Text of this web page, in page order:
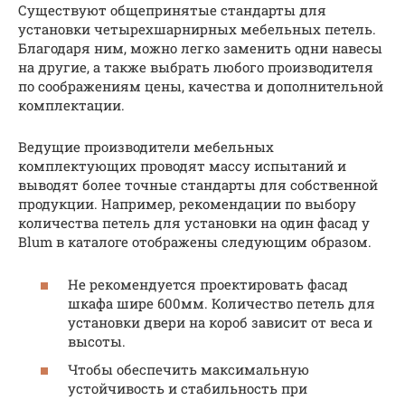
Существуют общепринятые стандарты для
установки четырехшарнирных мебельных петель.
Благодаря ним, можно легко заменить одни навесы
на другие, а также выбрать любого производителя
по соображениям цены, качества и дополнительной
комплектации.
Ведущие производители мебельных
комплектующих проводят массу испытаний и
выводят более точные стандарты для собственной
продукции. Например, рекомендации по выбору
количества петель для установки на один фасад у
Blum в каталоге отображены следующим образом.
Не рекомендуется проектировать фасад
шкафа шире 600мм. Количество петель для
установки двери на короб зависит от веса и
высоты.
Чтобы обеспечить максимальную
устойчивость и стабильность при